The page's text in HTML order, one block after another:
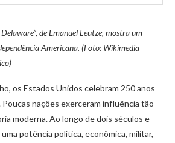
de Emanuel Leutze, mostra um
Americana. (Foto: Wikimedia
os Estados Unidos celebram 250 anos
nações exerceram influência tão
moderna. Ao longo de dois séculos e
potência política, econômica, militar,